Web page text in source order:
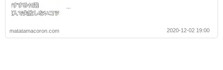
matatamacoron.com 2020-12-02 19:00